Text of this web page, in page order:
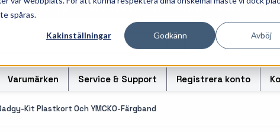
spåras.
Kakinställningar Godkänn Avböj
Varumärken Service & Support Registrera konto
Kit Plastkort Och YMCKO-Färgband